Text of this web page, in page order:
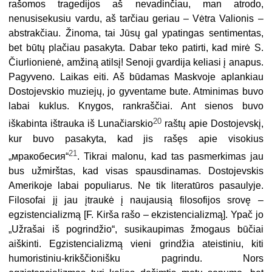
rašomos tragedijos aš nevadinčiau, man atrodo,
nenusisekusiu vardu, aš tarčiau geriau – Vėtra Valionis –
abstrakčiau. Žinoma, tai Jūsų gal ypatingas sentimentas,
bet būtų plačiau pasakyta. Dabar teko patirti, kad mirė S.
Čiurlionienė, amžiną atilsį! Senoji gvardija keliasi į anapus.
Pagyveno. Laikas eiti. Aš būdamas Maskvoje aplankiau
Dostojevskio muziejų, jo gyventame bute. Atminimas buvo
labai kuklus. Knygos, rankraščiai. Ant sienos buvo
iškabinta ištrauka iš Lunačiarskio20 raštų apie Dostojevskį,
kur buvo pasakyta, kad jis rašęs apie visokius
„мракобесия“21 . Tikrai malonu, kad tas pasmerkimas jau
bus užmirštas, kad visas spausdinamas. Dostojevskis
Amerikoje labai populiarus. Ne tik literatūros pasaulyje.
Filosofai jį jau įtraukė į naujausią filosofijos srovę –
egzistencializmą [F. Kirša rašo – ekzistencializmą]. Ypač jo
„Užrašai iš pogrindžio“, susikaupimas žmogaus būčiai
aiškinti. Egzistencializmą vieni grindžia ateistiniu, kiti
humoristiniu-krikščionišku pagrindu. Nors